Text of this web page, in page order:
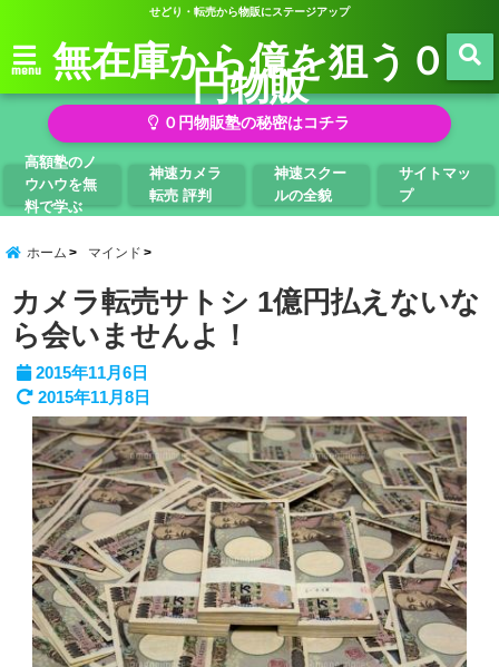
せどり・転売から物販にステージアップ
menu 無在庫から億を狙う０
円物販
０円物販塾の秘密はコチラ
高額塾のノ
ウハウを無
料で学ぶ
神速カメラ
転売 評判
神速スクー
ルの全貌
サイトマッ
プ
ホーム マインド
カメラ転売サトシ 1億円払えないな
ら会いませんよ！
2015年11月6日
2015年11月8日